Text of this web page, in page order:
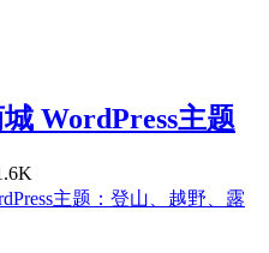
WordPress主题